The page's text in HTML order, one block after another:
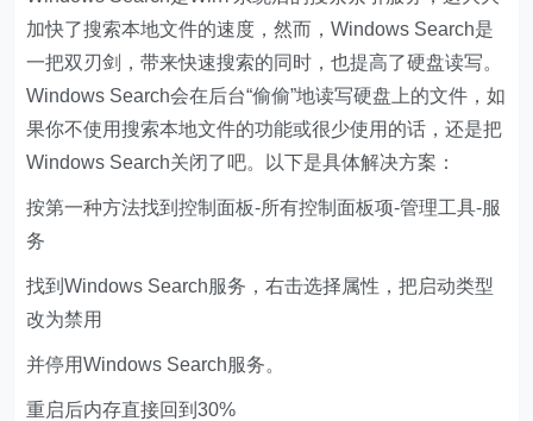
加快了搜索本地文件的速度，然而，Windows Search是
一把双刃剑，带来快速搜索的同时，也提高了硬盘读写。
Windows Search会在后台“偷偷”地读写硬盘上的文件，如
果你不使用搜索本地文件的功能或很少使用的话，还是把
Windows Search关闭了吧。以下是具体解决方案：
按第一种方法找到控制面板-所有控制面板项-管理工具-服
务
找到Windows Search服务，右击选择属性，把启动类型
改为禁用
并停用Windows Search服务。
重启后内存直接回到30%